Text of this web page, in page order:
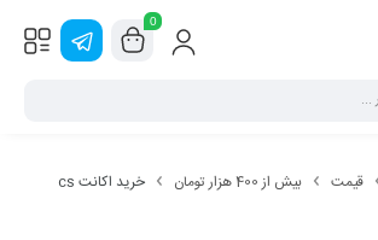
0
قیمت بیش از 400 هزار تومان
خرید اکانت cs